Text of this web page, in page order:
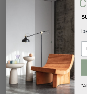
Mogg Lampada Vis a